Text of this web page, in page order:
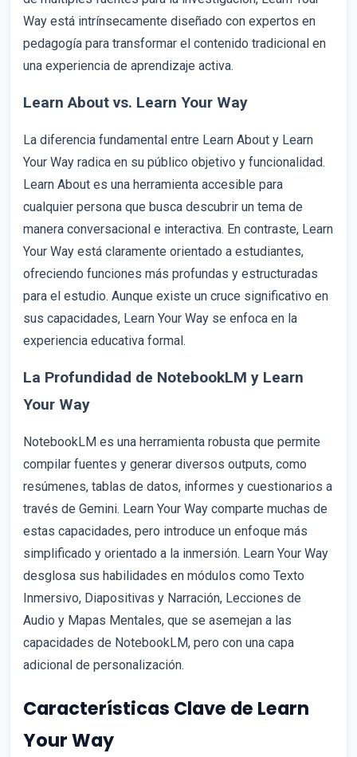
Way está intrínsecamente diseñado con expertos en
pedagogía para transformar el contenido tradicional en
una experiencia de aprendizaje activa.
Learn About vs. Learn Your Way
La diferencia fundamental entre Learn About y Learn
Your Way radica en su público objetivo y funcionalidad.
Learn About es una herramienta accesible para
cualquier persona que busca descubrir un tema de
manera conversacional e interactiva. En contraste, Learn
Your Way está claramente orientado a estudiantes,
ofreciendo funciones más profundas y estructuradas
para el estudio. Aunque existe un cruce significativo en
sus capacidades, Learn Your Way se enfoca en la
experiencia educativa formal.
La Profundidad de NotebookLM y Learn
Your Way
NotebookLM es una herramienta robusta que permite
compilar fuentes y generar diversos outputs, como
resúmenes, tablas de datos, informes y cuestionarios a
través de Gemini. Learn Your Way comparte muchas de
estas capacidades, pero introduce un enfoque más
simplificado y orientado a la inmersión. Learn Your Way
desglosa sus habilidades en módulos como Texto
Inmersivo, Diapositivas y Narración, Lecciones de
Audio y Mapas Mentales, que se asemejan a las
capacidades de NotebookLM, pero con una capa
adicional de personalización.
Características Clave de Learn
Your Way